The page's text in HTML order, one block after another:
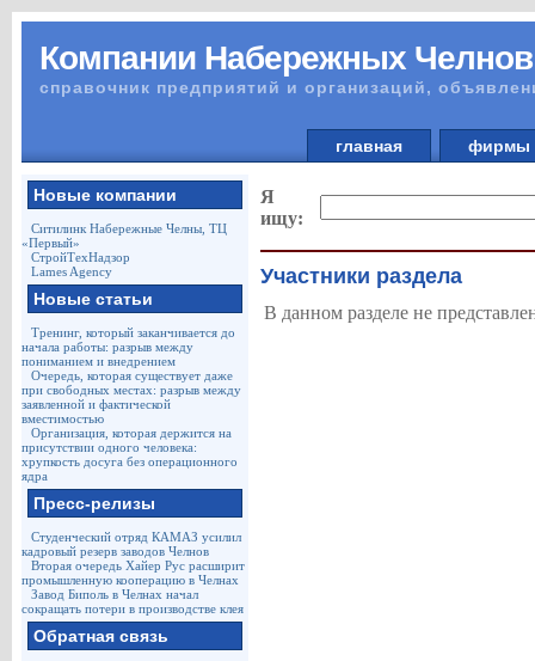
Компании Набережных Челнов
справочник предприятий и организаций,
главная
Новые компании
Ситилинк Набережные Челны, ТЦ
«Первый»
СтройТехНадзор
Lames Agency
Новые статьи
Тренинг, который заканчивается до
начала работы: разрыв между
пониманием и внедрением
Очередь, которая существует даже
при свободных местах: разрыв между
заявленной и фактической
вместимостью
Организация, которая держится на
присутствии одного человека:
хрупкость досуга без операционного
ядра
Пресс-релизы
Студенческий отряд КАМАЗ усилил
кадровый резерв заводов Челнов
Вторая очередь Хайер Рус расширит
промышленную кооперацию в Челнах
Завод Биполь в Челнах начал
сокращать потери в производстве клея
Обратная связь
Я
ищу:
Участники раздела
В данном разделе не